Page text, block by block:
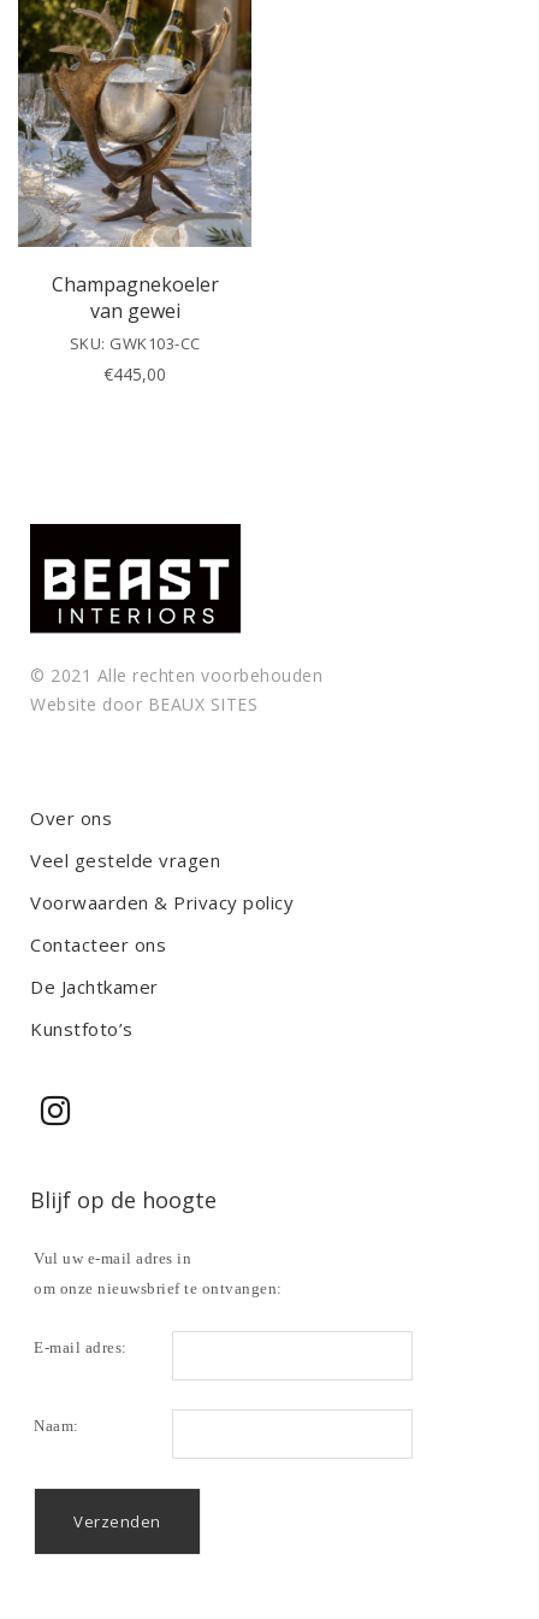
v
e
t
h
i
s
f
i
e
l
m
Champagnekoeler
van gewei
SKU: GWK103-CC
€445,00
© 2021 Alle rechten voorbehouden
Website door BEAUX SITES
Over ons
Veel gestelde vragen
Voorwaarden & Privacy policy
Contacteer ons
De Jachtkamer
Kunstfoto’s
Blijf op de hoogte
Vul uw e-mail adres in
om onze nieuwsbrief te ontvangen:
E-mail adres:
Naam: